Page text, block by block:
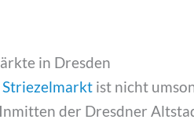
in Dresden
ist nicht
der Dresdner